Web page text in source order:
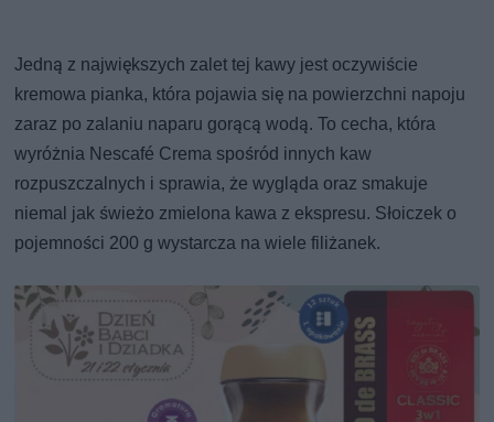
Jedną z największych zalet tej kawy jest oczywiście
kremowa pianka, która pojawia się na powierzchni napoju
zaraz po zalaniu naparu gorącą wodą. To cecha, która
wyróżnia Nescafé Crema spośród innych kaw
rozpuszczalnych i sprawia, że wygląda oraz smakuje
niemal jak świeżo zmielona kawa z ekspresu. Słoiczek o
pojemności 200 g wystarcza na wiele filiżanek.